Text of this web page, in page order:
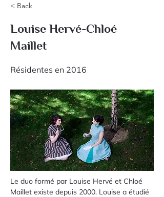
< Back
Louise Hervé-Chloé
Maillet
Résidentes en 2016
Le duo formé par Louise Hervé et Chloé
Maillet existe depuis 2000. Louise a étudié